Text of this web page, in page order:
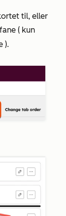
til, eller
( kun
).